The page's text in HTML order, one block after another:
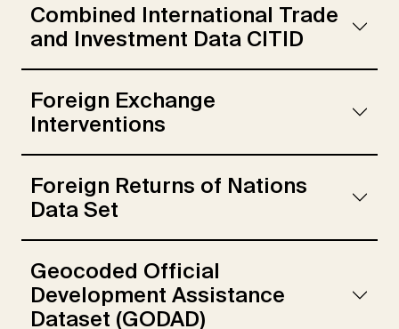
Combined International Trade
and Investment Data CITID
Foreign Exchange
Interventions
Foreign Returns of Nations
Data Set
Geocoded Official
Development Assistance
Dataset (GODAD)